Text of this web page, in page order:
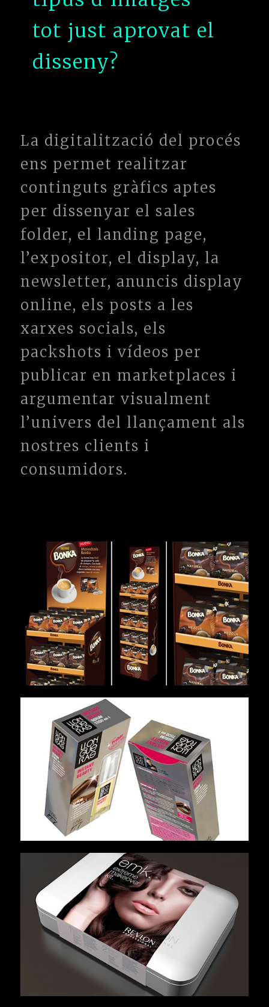
tot just aprovat el
disseny?
La digitalització del procés
ens permet realitzar
continguts gràfics aptes
per dissenyar el sales
folder, el landing page,
l’expositor, el display, la
newsletter, anuncis display
online, els posts a les
xarxes socials, els
packshots i vídeos per
publicar en marketplaces i
argumentar visualment
l’univers del llançament als
nostres clients i
consumidors.
Material PLV
Bodegones
Promos